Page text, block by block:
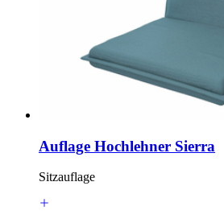
Auflage Hochlehner Sierra
Sitzauflage